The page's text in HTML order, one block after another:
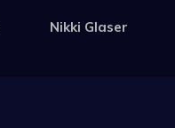
Nikki Glaser